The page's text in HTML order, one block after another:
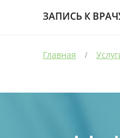
ЗАПИСЬ К
Главная